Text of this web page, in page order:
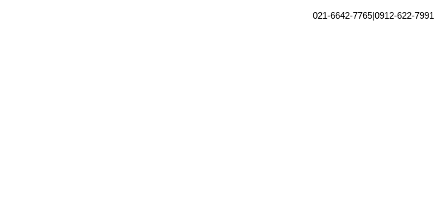
0912-622-7991
|
021-6642-7765